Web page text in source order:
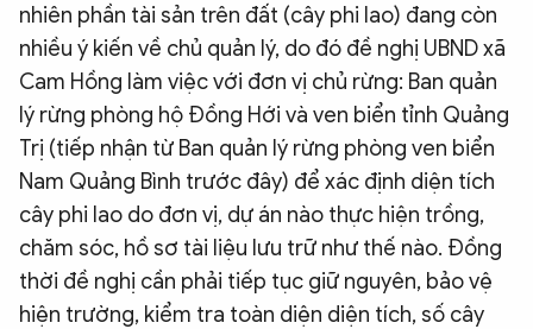
nhiên phần tài sản trên đất (cây phi lao) đang còn
nhiều ý kiến về chủ quản lý, do đó đề nghị UBND xã
Cam Hồng làm việc với đơn vị chủ rừng: Ban quản
lý rừng phòng hộ Đồng Hới và ven biển tỉnh Quảng
Trị (tiếp nhận từ Ban quản lý rừng phòng ven biển
Nam Quảng Bình trước đây) để xác định diện tích
cây phi lao do đơn vị, dự án nào thực hiện trồng,
chăm sóc, hồ sơ tài liệu lưu trữ như thế nào. Đồng
thời đề nghị cần phải tiếp tục giữ nguyên, bảo vệ
hiện trường, kiểm tra toàn diện diện tích, số cây